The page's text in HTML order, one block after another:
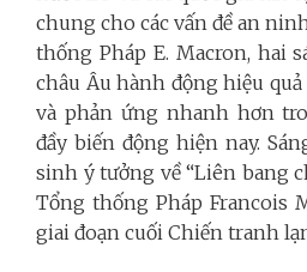
chung cho các vấn đề an
thống Pháp E. Macron, hai
châu Âu hành động hiệu
và phản ứng nhanh hơn
đầy biến động hiện nay.
sinh ý tưởng về “Liên bang
Tổng thống Pháp Francois
giai đoạn cuối Chiến tranh